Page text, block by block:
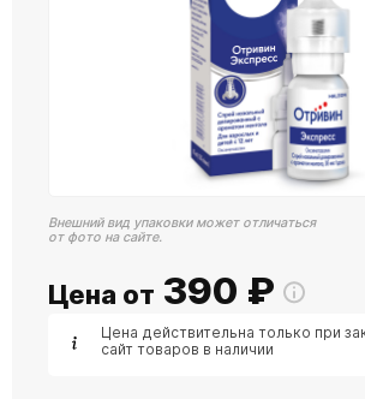
Внешний вид упаковки может отличаться
от фото на сайте.
Цена от 390 ₽
Цена действительна только при
сайт товаров в наличии